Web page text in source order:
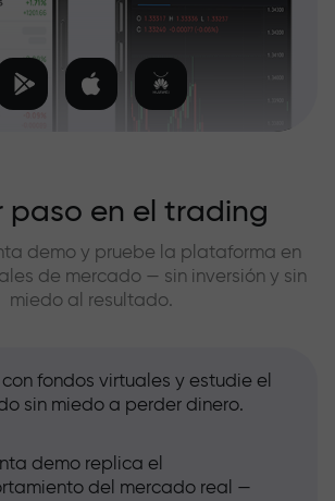
paso en el trading
demo y pruebe la plataforma en
de mercado — sin inversión y sin
miedo al resultado.
fondos virtuales y estudie el
sin miedo a perder dinero.
demo replica el
del mercado real —